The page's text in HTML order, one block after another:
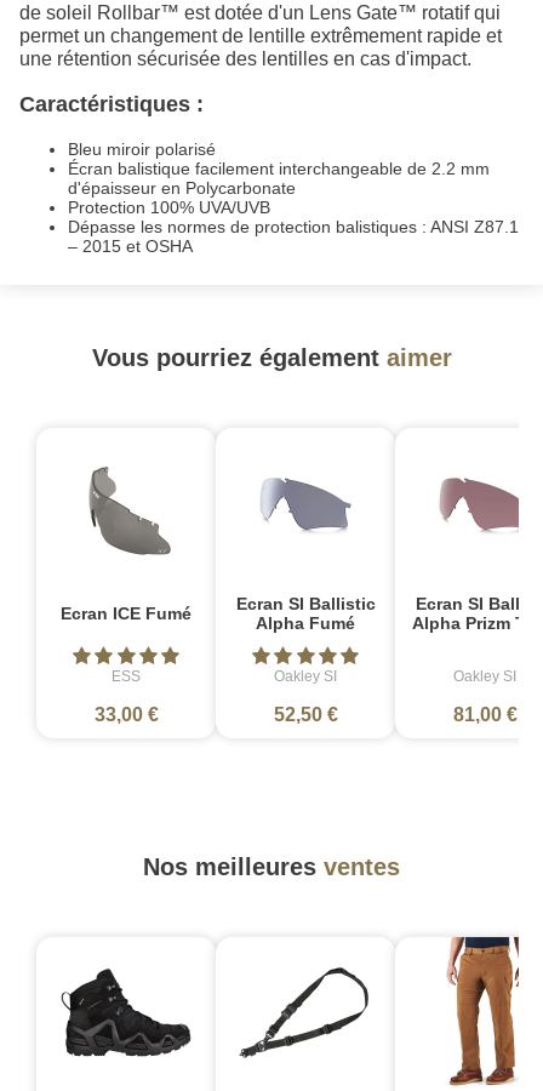
de soleil Rollbar™ est dotée d'un Lens Gate™ rotatif qui
permet un changement de lentille extrêmement rapide et
une rétention sécurisée des lentilles en cas d'impact.
Caractéristiques :
Bleu miroir polarisé
Écran balistique facilement interchangeable de 2.2 mm
d'épaisseur en Polycarbonate
Protection 100% UVA/UVB
Dépasse les normes de protection balistiques : ANSI Z87.1
– 2015 et OSHA
Vous pourriez également aimer
Ecran ICE Fumé
ESS
33,00 €
Ecran SI Ballistic
Alpha Fumé
Oakley SI
52,50 €
Ecran SI
Alpha Prizm
Oakley SI
81,00 €
Nos meilleures ventes